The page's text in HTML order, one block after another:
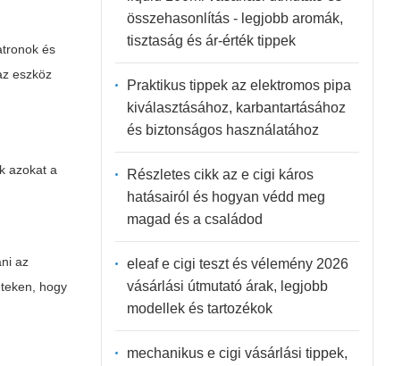
és
eszköz
azokat a
az
hogy
összehasonlítás - legjobb aromák,
tisztaság és ár-érték tippek
Praktikus tippek az elektromos pipa
kiválasztásához, karbantartásához
és biztonságos használatához
Részletes cikk az e cigi káros
hatásairól és hogyan védd meg
magad és a családod
eleaf e cigi teszt és vélemény 2026
vásárlási útmutató árak, legjobb
modellek és tartozékok
mechanikus e cigi vásárlási tippek,